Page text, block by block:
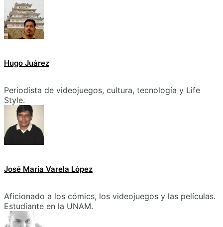
Hugo Juárez
Periodista de videojuegos, cultura, tecnología y Life
Style.
José María Varela López
Aficionado a los cómics, los videojuegos y las películas.
Estudiante en la UNAM.